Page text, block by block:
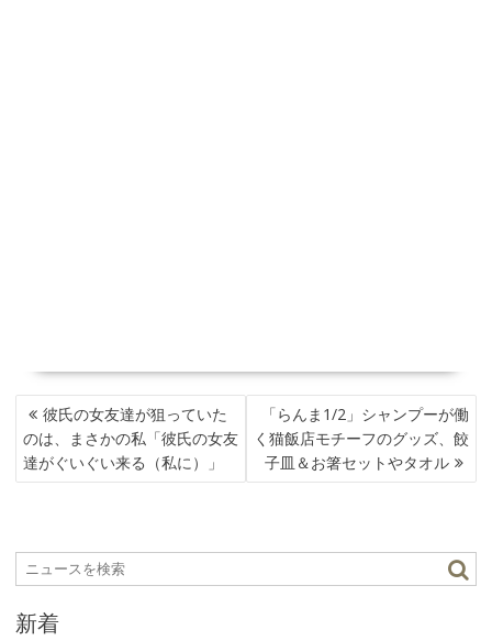
投
稿
ナ
ビ
シ
ョ
彼氏の女友達が狙っていた
のは、まさかの私「彼氏の女友
達がぐいぐい来る（私に）」
「らんま1/2」シャンプーが働
く猫飯店モチーフのグッズ、餃
子皿＆お箸セットやタオル
新着